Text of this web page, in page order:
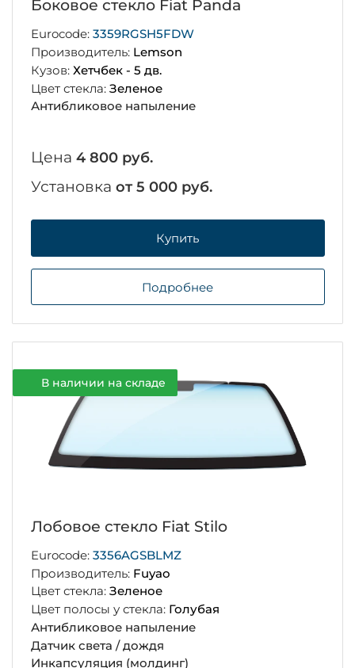
Боковое стекло Fiat Panda
Eurocode: 3359RGSH5FDW
Производитель: Lemson
Кузов: Хетчбек - 5 дв.
Цвет стекла: Зеленое
Антибликовое напыление
Цена 4 800 руб.
Установка от 5 000 руб.
Купить
Подробнее
В наличии на складе
Лобовое стекло Fiat Stilo
Eurocode: 3356AGSBLMZ
Производитель: Fuyao
Цвет стекла: Зеленое
Цвет полосы у стекла: Голубая
Антибликовое напыление
Датчик света / дождя
Инкапсуляция (молдинг)